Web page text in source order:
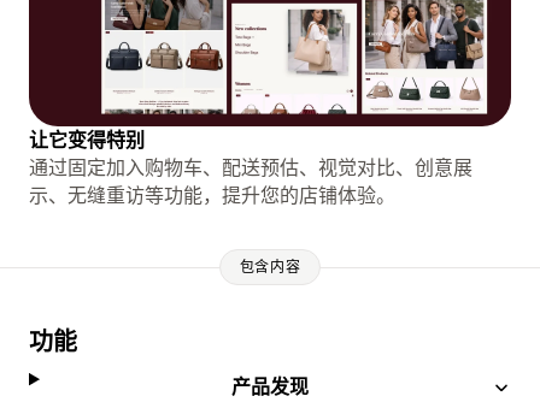
让它变得特别
通过固定加入购物车、配送预估、视觉对比、创意展
示、无缝重访等功能，提升您的店铺体验。
包含内容
功能
产品发现